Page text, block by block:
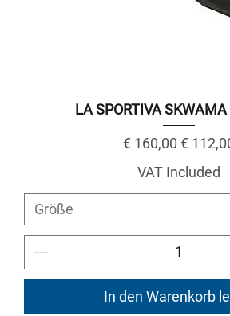
LA SPORTIVA
Regular Price
€ 160,00Sale
€
VAT Included
In den Warenkorb